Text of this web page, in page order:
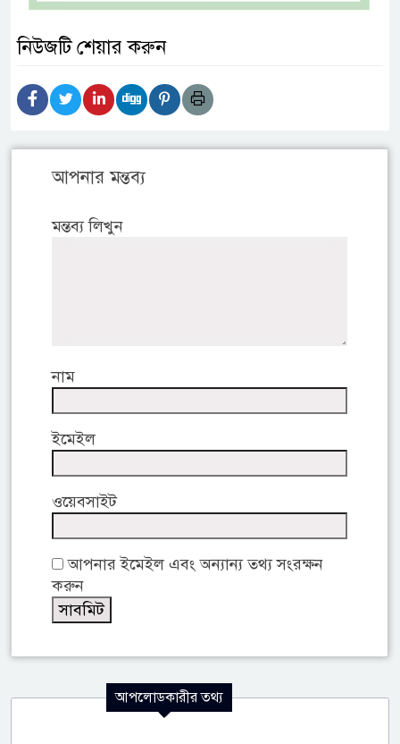
নিউজটি শেয়ার করুন
আপনার মন্তব্য
মন্তব্য লিখুন
নাম
ইমেইল
ওয়েবসাইট
আপনার ইমেইল এবং অন্যান্য তথ্য সংরক্ষন
করুন
আপলোডকারীর তথ্য